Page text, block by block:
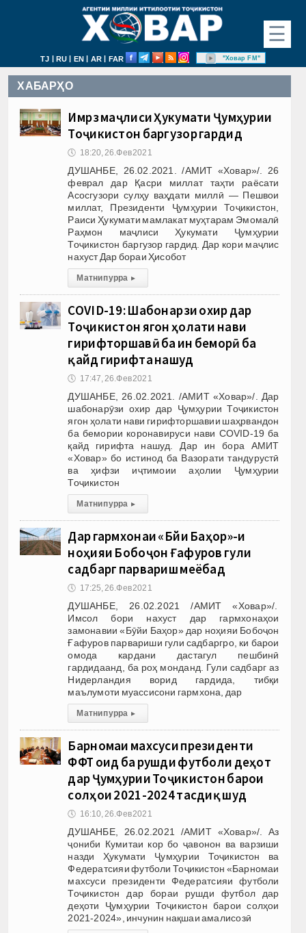
☰
TJ | RU | EN | AR | FAR "Ховар FM"
ХАБАРҲО
Имрӯз маҷлиси Ҳукумати Ҷумҳурии
Тоҷикистон баргузор гардид
🕔 18:20, 26.Фев 2021
ДУШАНБЕ, 26.02.2021. /АМИТ «Ховар»/. 26
феврал дар Қасри миллат таҳти раёсати
Асосгузори сулҳу ваҳдати миллӣ — Пешвои
миллат, Президенти Ҷумҳурии Тоҷикистон,
Раиси Ҳукумати мамлакат муҳтарам Эмомалӣ
Раҳмон маҷлиси Ҳукумати Ҷумҳурии
Тоҷикистон баргузор гардид. Дар кори маҷлис
нахуст Дар бораи Ҳисобот
Матни пурра ▸
COVID-19: Шабонарӯзи охир дар
Тоҷикистон ягон ҳолати нави
гирифторшавӣ ба ин беморӣ ба
қайд гирифта нашуд
🕔 17:47, 26.Фев 2021
ДУШАНБЕ, 26.02.2021. /АМИТ «Ховар»/. Дар
шабонарӯзи охир дар Ҷумҳурии Тоҷикистон
ягон ҳолати нави гирифторшавии шаҳрвандон
ба бемории коронавируси нави COVID-19 ба
қайд гирифта нашуд. Дар ин бора АМИТ
«Ховар» бо истинод ба Вазорати тандурустӣ
ва ҳифзи иҷтимоии аҳолии Ҷумҳурии
Тоҷикистон
Матни пурра ▸
Дар гармхонаи «Бӯйи Баҳор»-и
ноҳияи Бобоҷон Ғафуров гули
садбарг парвариш меёбад
🕔 17:25, 26.Фев 2021
ДУШАНБЕ, 26.02.2021 /АМИТ «Ховар»/.
Имсол бори нахуст дар гармхонаҳои
замонавии «Бӯйи Баҳор» дар ноҳияи Бобоҷон
Ғафуров парвариши гули садбаргро, ки барои
омода кардани дастагул пешбинӣ
гардидаанд, ба роҳ монданд. Гули садбарг аз
Нидерландия ворид гардида, тибқи
маълумоти муассисони гармхона, дар
Матни пурра ▸
Барномаи махсуси президенти
ФФТ оид ба рушди футболи деҳот
дар Ҷумҳурии Тоҷикистон барои
солҳои 2021-2024 тасдиқ шуд
🕔 16:10, 26.Фев 2021
ДУШАНБЕ, 26.02.2021 /АМИТ «Ховар»/. Аз
ҷониби Кумитаи кор бо ҷавонон ва варзиши
назди Ҳукумати Ҷумҳурии Тоҷикистон ва
Федератсияи футболи Тоҷикистон «Барномаи
махсуси президенти Федератсияи футболи
Тоҷикистон дар бораи рушди футбол дар
деҳоти Ҷумҳурии Тоҷикистон барои солҳои
2021-2024», инчунин нақшаи амалисозӣ